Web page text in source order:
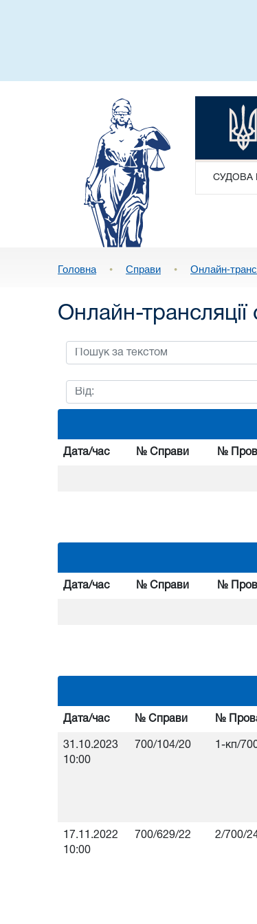
СУДОВА
Головна • Справи • Онлайн-
Онлайн-трансляції
Дата/час № Справи №
Дата/час № Справи №
Дата/час № Справи №
31.10.2023
10:00
700/104/20 1-кп/
17.11.2022
10:00
700/629/22 2/700/